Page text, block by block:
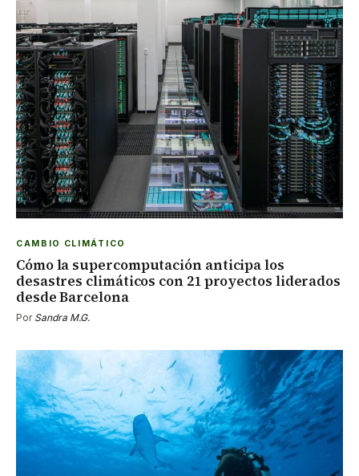
CAMBIO CLIMÁTICO
Cómo la supercomputación anticipa los
desastres climáticos con 21 proyectos liderados
desde Barcelona
Por Sandra M.G.